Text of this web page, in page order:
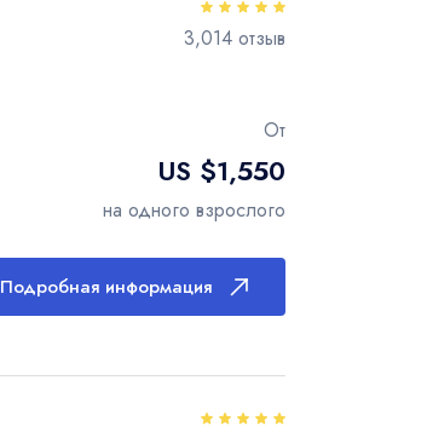
3,014 отзыв
От
US $1,550
на одного взрослого
Подробная информация